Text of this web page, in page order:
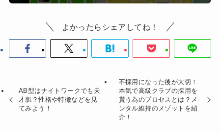
よかったらシェアしてね！
AB型はナイトワークでも天
才肌？性格や特徴などを見
てみよう！
不採用になった後が大切！
本気で高級クラブの採用を
貰う為のプロセスとは？メ
ンタル維持のメゾットを紹
介！